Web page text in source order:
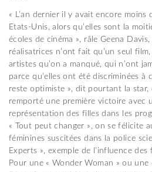
« L’an dernier il y avait encore moins
Etats-Unis, alors qu’elles sont la
écoles de cinéma », râle Geena
réalisatrices n’ont fait qu’un seul
artistes qu’on a manqué, qui n’ont
parce qu’elles ont été discriminées à
reste optimiste », dit pourtant la
remporté une première victoire avec
représentation des filles dans les
« Tout peut changer », on se félicite
féminines suscitées dans la police
Experts », exemple de l’influence des
Pour une « Wonder Woman » ou une